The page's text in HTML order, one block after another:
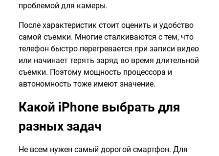
проблемой для камеры.
После характеристик стоит оценить и удобство
самой съемки. Многие сталкиваются с тем, что
телефон быстро перегревается при записи видео
или начинает терять заряд во время длительной
съемки. Поэтому мощность процессора и
автономность тоже имеют значение.
Какой iPhone выбрать для
разных задач
Не всем нужен самый дорогой смартфон. Для